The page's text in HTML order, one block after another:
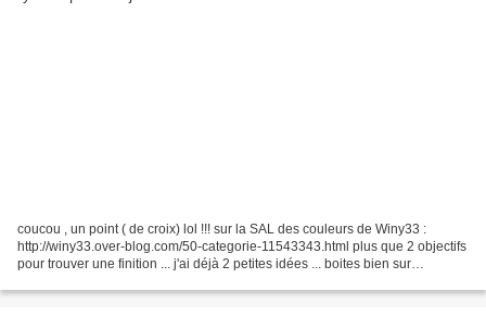
coucou , un point ( de croix) lol !!! sur la SAL des couleurs de Winy33 :
http://winy33.over-blog.com/50-categorie-11543343.html plus que 2 objectifs
pour trouver une finition ... j'ai déjà 2 petites idées ... boites bien sur